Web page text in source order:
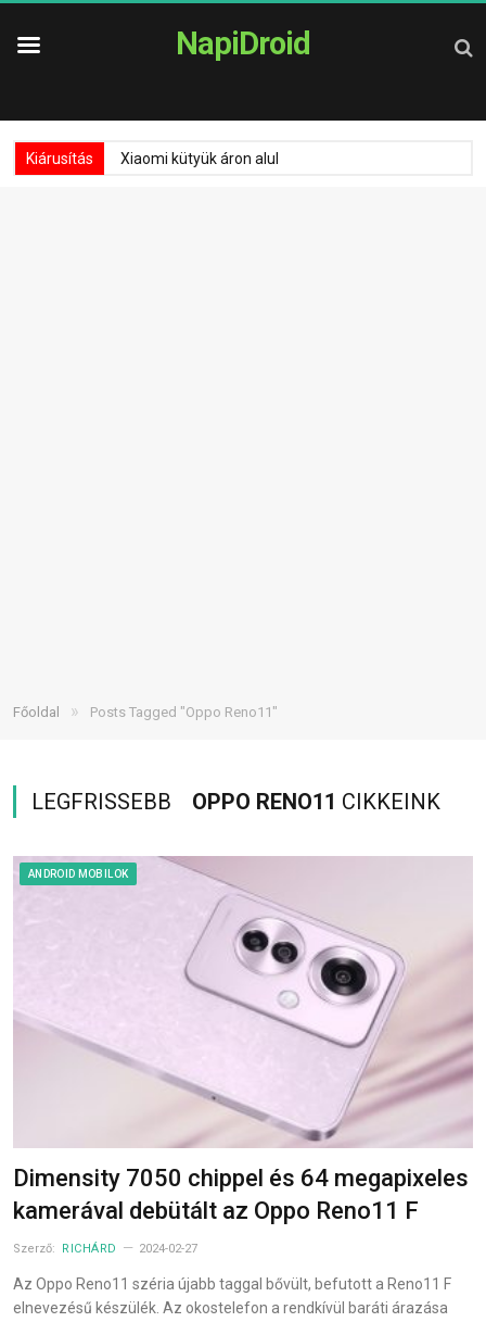
NapiDroid
Kiárusítás Xiaomi kütyük áron alul
Főoldal » Posts Tagged "Oppo Reno11"
LEGFRISSEBB OPPO RENO11 CIKKEINK
ANDROID MOBILOK
Dimensity 7050 chippel és 64 megapixeles
kamerával debütált az Oppo Reno11 F
Szerző: RICHÁRD 2024-02-27
Az Oppo Reno11 széria újabb taggal bővült, befutott a Reno11 F
elnevezésű készülék. Az okostelefon a rendkívül baráti árazása